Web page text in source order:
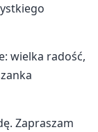
wielka radość,
Zapraszam